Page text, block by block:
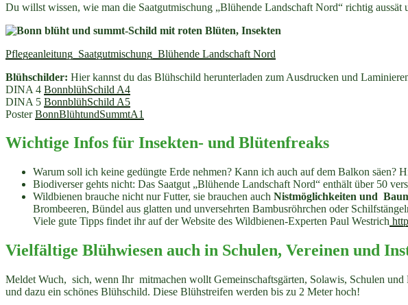
Du willst wissen, wie man die Saatgutmischung „Blühende Landschaft Nord“ richtig
Pflegeanleitung_Saatgutmischung_Blühende Landschaft Nord
Blühschilder: Hier kannst du das Blühschild herunterladen zum Ausdrucken und
DINA 4 BonnblühSchild A4
DINA 5 BonnblühSchild A5
PosterBonnBlühtundSummtA1
Wichtige Infos für Insekten- und Blütenfreaks
Warum soll ich keine gedüngte Erde nehmen? Kann ich auch auf dem Balkon säen?
Biodiverser gehts nicht: Das Saatgut „Blühende Landschaft Nord“ enthält über 50
Wildbienen brauche nicht nur Futter, sie brauchen auch Nistmöglichkeiten und
Brombeeren, Bündel aus glatten und unversehrten Bambusröhrchen oder
Viele gute Tipps findet ihr auf der Website des Wildbienen-Experten Paul Westrich
Vielfältige Blühwiesen auch in Schulen, Vereinen und
Meldet Wuch, sich, wenn Ihr mitmachen wollt Gemeinschaftsgärten, Solawis, Schulen
und dazu ein schönes Blühschild. Diese Blühstreifen werden bis zu 2 Meter hoch!